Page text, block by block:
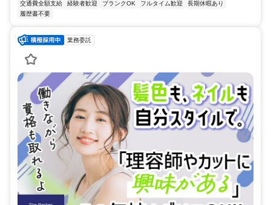
交通費全額支給 経験者歓迎 ブランクOK フルタイム歓迎
長期休暇あり
履歴書不要
業務委託